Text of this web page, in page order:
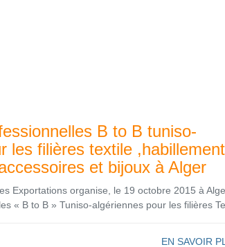
B to B tuniso-
les filières textile
et bijoux à Alger
Exportations organise, le 19 octobre 2015 à
« B to B » Tuniso-algériennes pour les filières
EN SAVOIR